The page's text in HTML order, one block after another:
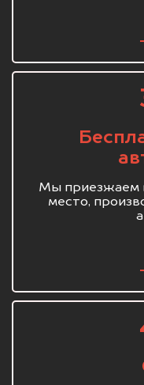
Мы приезжаем
место,